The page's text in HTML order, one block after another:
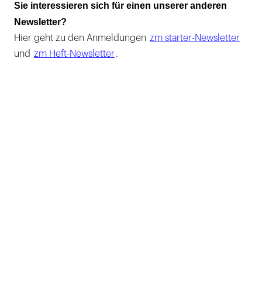
Sie interessieren sich für einen unserer anderen
Newsletter?
Hier geht zu den Anmeldungen zm starter-Newsletter
und zm Heft-Newsletter .